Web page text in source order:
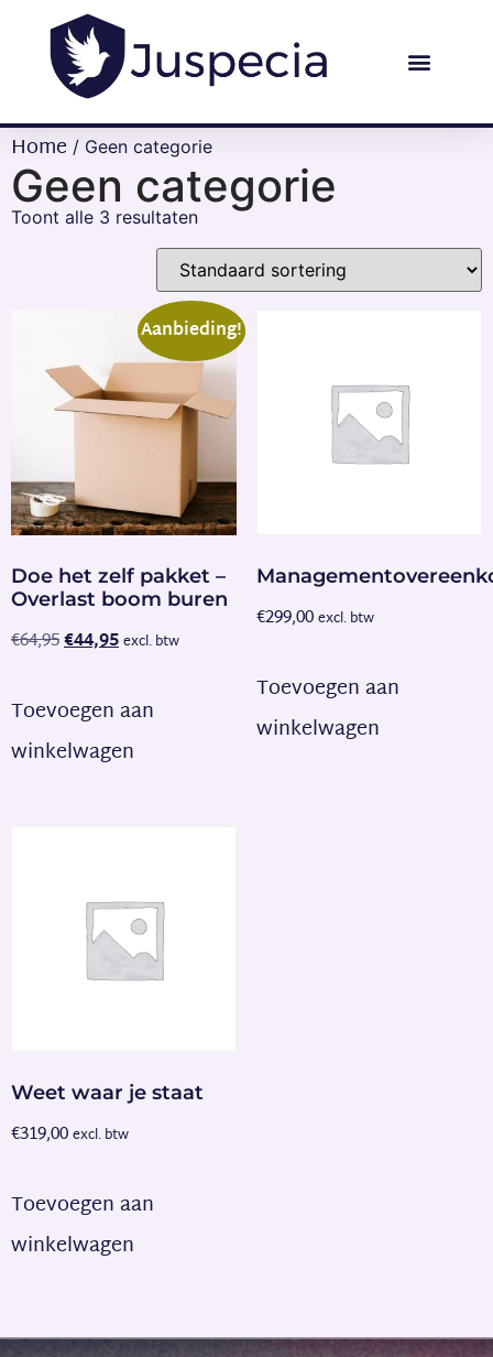
Home / Geen categorie
Geen categorie
Toont alle 3 resultaten
Aanbieding!
Doe het zelf pakket –
Overlast boom buren
€64,95€44,95excl. btw
Toevoegen aan
winkelwagen
€299,00 excl. btw
Toevoegen aan
winkelwagen
Weet waar je staat
€319,00excl. btw
Toevoegen aan
winkelwagen